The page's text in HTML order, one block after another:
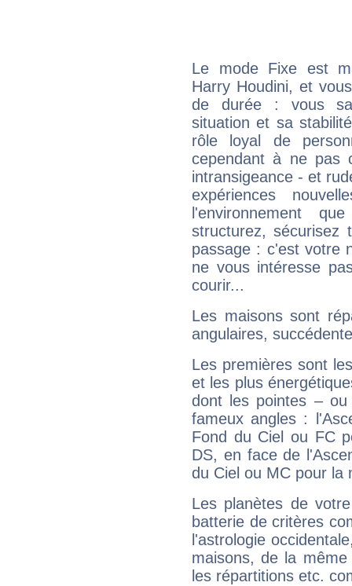
Le mode Fixe est
Harry Houdini, et
de durée : vous
situation et sa
rôle loyal de
cependant à ne pas
intransigeance - et
expériences
l'environnement
structurez, sécurisez
passage : c'est votre
ne vous intéresse
courir...
Les maisons sont
angulaires,
Les premières sont
et les plus
dont les pointes –
fameux angles :
Fond du Ciel ou FC
DS, en face de
du Ciel ou MC pour la
Les planètes de
batterie de critères
l'astrologie
maisons, de la
les répartitions etc.